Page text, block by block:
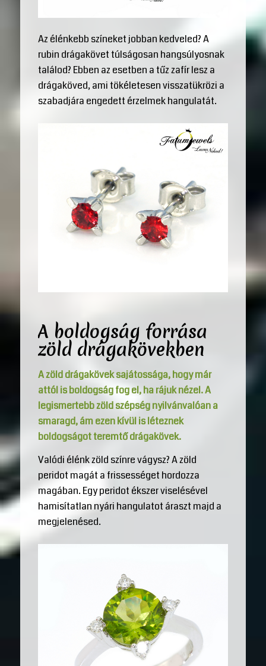
Az élénkebb színeket jobban kedveled? A
rubin drágakövet túlságosan hangsúlyosnak
találod? Ebben az esetben a tűz zafír lesz a
drágaköved, ami tökéletesen visszatükrözi a
szabadjára engedett érzelmek hangulatát.
A boldogság forrása
zöld drágakövekben
A zöld drágakövek sajátossága, hogy már
attól is boldogság fog el, ha rájuk nézel. A
legismertebb zöld szépség nyilvánvalóan a
smaragd, ám ezen kívül is léteznek
boldogságot teremtő drágakövek.
Valódi élénk zöld színre vágysz? A zöld
peridot magát a frissességet hordozza
magában. Egy peridot ékszer viselésével
hamisítatlan nyári hangulatot áraszt majd a
megjelenésed.